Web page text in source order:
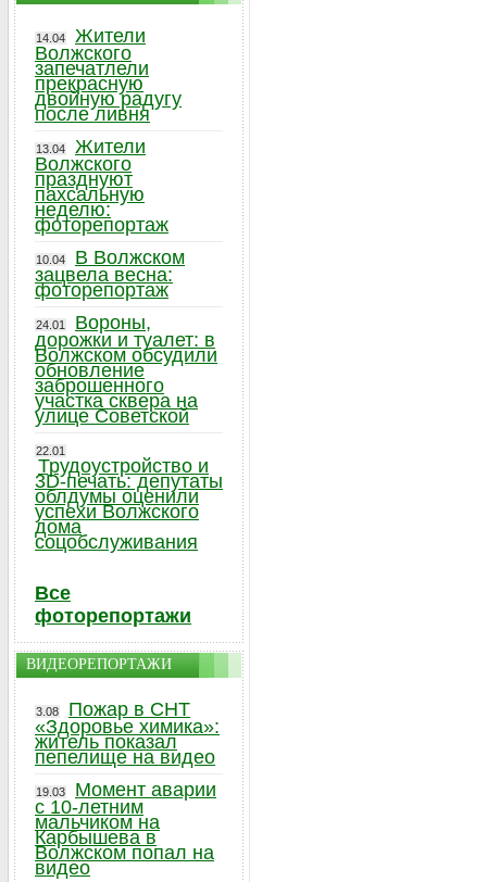
14.04
Жители
Волжского
запечатлели
прекрасную
двойную радугу
после ливня
13.04
Жители
Волжского
празднуют
пахсальную
неделю:
фоторепортаж
10.04
В Волжском
зацвела весна:
фоторепортаж
24.01
Вороны,
дорожки и туалет: в
Волжском обсудили
обновление
заброшенного
участка сквера на
улице Советской
22.01
Трудоустройство и
3D-печать: депутаты
облдумы оценили
успехи Волжского
дома
соцобслуживания
Все
фоторепортажи
ВИДЕОРЕПОРТАЖИ
3.08
Пожар в СНТ
«Здоровье химика»:
житель показал
пепелище на видео
19.03
Момент аварии
с 10-летним
мальчиком на
Карбышева в
Волжском попал на
видео